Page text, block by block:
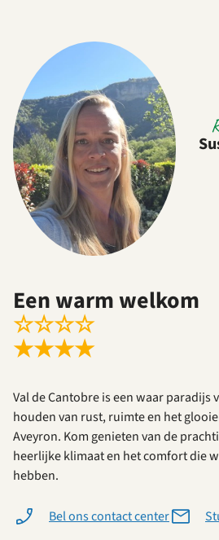
Een warm welkom
☆☆☆☆
★★★★
Val de Cantobre is een waar paradijs
houden van rust, ruimte en het
Aveyron. Kom genieten van de
heerlijke klimaat en het comfort die
hebben.
Bel ons contact center